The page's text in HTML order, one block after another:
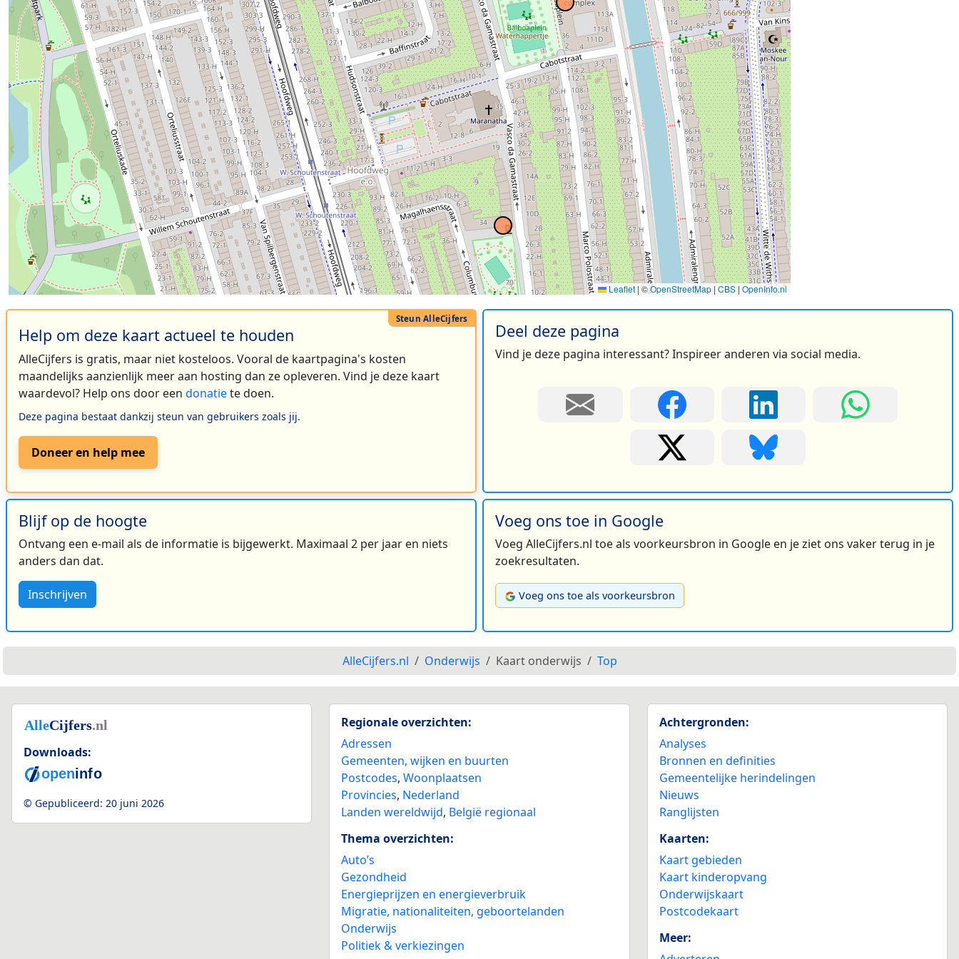
Leaflet | ©OpenStreetMap | CBS | OpenInfo.nl
Help om deze kaart actueel te houden
AlleCijfers is gratis, maar niet kosteloos. Vooral de kaartpagina's kosten
maandelijks aanzienlijk meer aan hosting dan ze opleveren. Vind je deze kaart
waardevol? Help ons door een donatiete doen.
Deze pagina bestaat dankzij steun van gebruikers zoals jij.
Doneer en help mee
Deel deze pagina
Vind je deze pagina interessant? Inspireer anderen via social media.
Blijf op de hoogte
Ontvang een e-mail als de informatie is bijgewerkt. Maximaal 2 per jaar en niets
anders dan dat.
Inschrijven
Voeg ons toe in Google
Voeg AlleCijfers.nl toe als voorkeursbron in Google en je ziet ons vaker terug in je
zoekresultaten.
Voeg ons toe als voorkeursbron
AlleCijfers.nl Onderwijs Kaart onderwijs Top
Downloads:
© Gepubliceerd: 20 juni 2026
Regionale overzichten:
Adressen
Gemeenten, wijken en buurten
Postcodes,Woonplaatsen
Provincies, Nederland
Landen wereldwijd, België regionaal
Thema overzichten:
Auto’s
Gezondheid
Energieprijzen en energieverbruik
Migratie, nationaliteiten, geboortelanden
Onderwijs
Politiek & verkiezingen
Achtergronden:
Analyses
Bronnen en definities
Gemeentelijke herindelingen
Nieuws
Ranglijsten
Kaarten:
Kaart gebieden
Kaart kinderopvang
Onderwijskaart
Postcodekaart
Meer: